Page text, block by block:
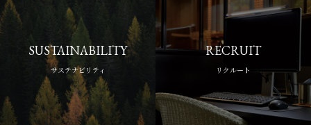
SUSTAINABILITY
サステナビリティ
RECRUIT
リクルート